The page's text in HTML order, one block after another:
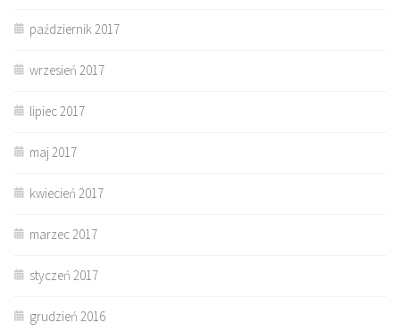
październik 2017
wrzesień 2017
lipiec 2017
maj 2017
kwiecień 2017
marzec 2017
styczeń 2017
grudzień 2016